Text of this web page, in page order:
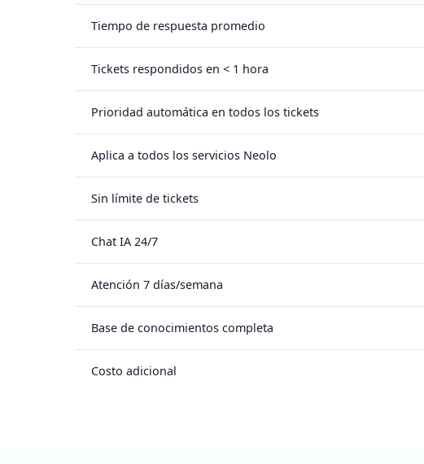
Tiempo de respuesta promedio
Tickets respondidos en < 1 hora
Prioridad automática en todos los tickets
Aplica a todos los servicios Neolo
Sin límite de tickets
Chat IA 24/7
Atención 7 días/semana
Base de conocimientos completa
Costo adicional